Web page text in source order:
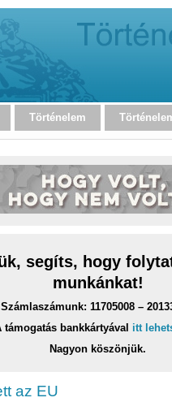
Történelem
segíts, hogy
munkánkat!
Számlaszámunk: 11705008 –
támogatás bankkártyával itt
Nagyon köszönjük.
az EU